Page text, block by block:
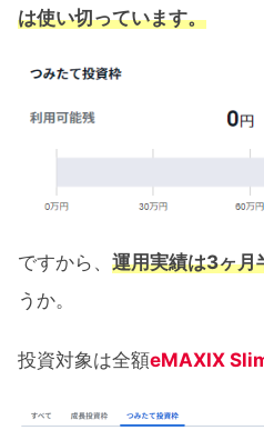
は使い切っています。
ですから、 運用実績は3ヶ月
うか。
投資対象は全額eMAXIX